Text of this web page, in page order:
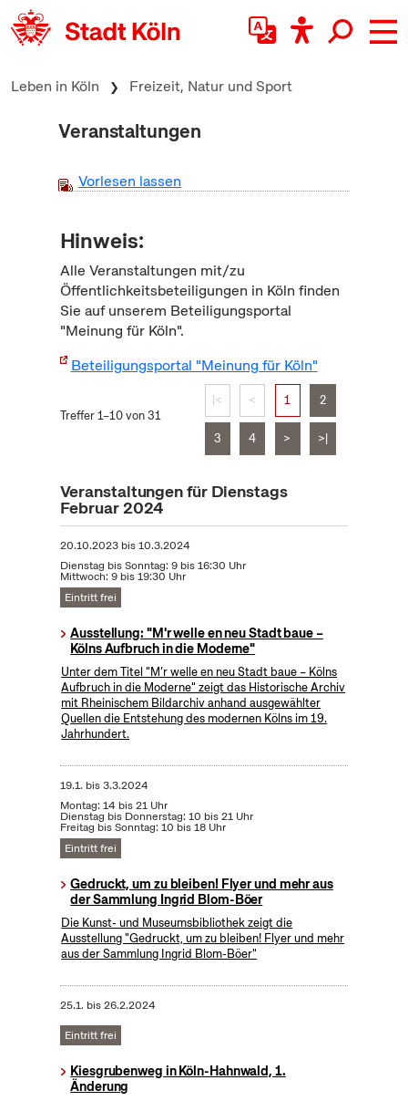
zum Inhalt springen
Leben in Köln Freizeit, Natur und Sport
Veranstaltungen
Vorlesen lassen
Hinweis:
Alle Veranstaltungen mit/zu
Öffentlichkeitsbeteiligungen in Köln finden
Sie auf unserem Beteiligungsportal
"Meinung für Köln".
Beteiligungsportal "Meinung für Köln"
Treffer 1–10 von 31
|< < 1 2
3 4 > >|
Veranstaltungen für Dienstags
Februar 2024
20.10.2023bis10.3.2024
Dienstag bis Sonntag: 9 bis 16:30 Uhr
Mittwoch: 9 bis 19:30 Uhr
Eintritt frei
Ausstellung: "M'r welle en neu Stadt baue –
Kölns Aufbruch in die Moderne"
Unter dem Titel "M’r welle en neu Stadt baue – Kölns
Aufbruch in die Moderne" zeigt das Historische Archiv
mit Rheinischem Bildarchiv anhand ausgewählter
Quellen die Entstehung des modernen Kölns im 19.
Jahrhundert.
19.1. bis3.3.2024
Montag: 14 bis 21 Uhr
Dienstag bis Donnerstag: 10 bis 21 Uhr
Freitag bis Sonntag: 10 bis 18 Uhr
Eintritt frei
Gedruckt, um zu bleiben! Flyer und mehr aus
der Sammlung Ingrid Blom-Böer
Die Kunst- und Museumsbibliothek zeigt die
Ausstellung "Gedruckt, um zu bleiben! Flyer und mehr
aus der Sammlung Ingrid Blom-Böer"
25.1. bis26.2.2024
Eintritt frei
Kiesgrubenweg in Köln-Hahnwald, 1.
Änderung